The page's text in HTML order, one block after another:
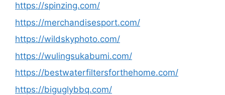
https://spinzing.com/
https://merchandisesport.com/
https://wildskyphoto.com/
https://wulingsukabumi.com/
https://bestwaterfiltersforthehome.com/
https://biguglybbq.com/